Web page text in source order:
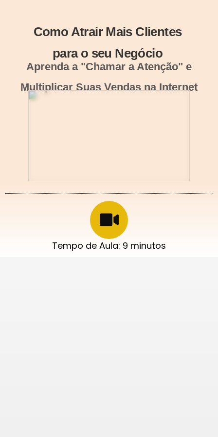
Como Atrair Mais Clientes
para o seu Negócio
Aprenda a "Chamar a Atenção" e
Multiplicar Suas Vendas na Internet
Tempo de Aula: 9 minutos